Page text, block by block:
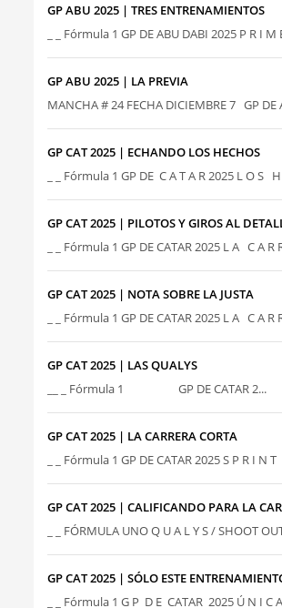
GP ABU 2025 | TRES ENTRENAMIENTOS
_ _ Fórmula 1 GP DE ABU DABI 2025 P R I M
GP ABU 2025 | LA PREVIA
MANCHA # 24 FECHA DICIEMBRE 7 GP DE
GP CAT 2025 | ECHANDO LOS HECHOS
_ _ Fórmula 1 GP DE C A T A R 2025 L O S
GP CAT 2025 | PILOTOS Y GIROS AL
_ _ Fórmula 1 GP DE CATAR 2025 L A C A R
GP CAT 2025 | NOTA SOBRE LA JUSTA
_ _ Fórmula 1 GP DE CATAR 2025 L A C A R
GP CAT 2025 | LAS QUALYS
__ _ Fórmula 1 GP DE CATAR 2...
GP CAT 2025 | LA CARRERA CORTA
_ _ Fórmula 1 GP DE CATAR 2025 S P R I N
GP CAT 2025 | CALIFICANDO PARA LA
_ _ FÓRMULA UNO Q U A L Y S / SHOOT
GP CAT 2025 | SÓLO ESTE
_ _ Fórmula 1 G P D E CATAR 2025 Ú N I C